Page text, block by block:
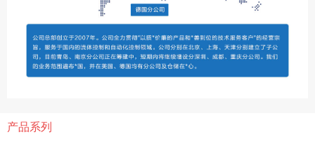
产品系列